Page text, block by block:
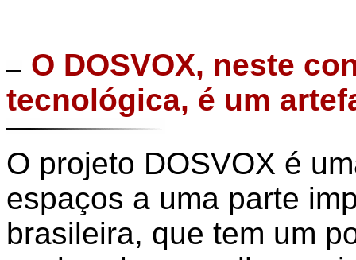
O DOSVOX, neste
tecnológica, é um
O projeto DOSVOX é
espaços a uma parte
brasileira, que tem um